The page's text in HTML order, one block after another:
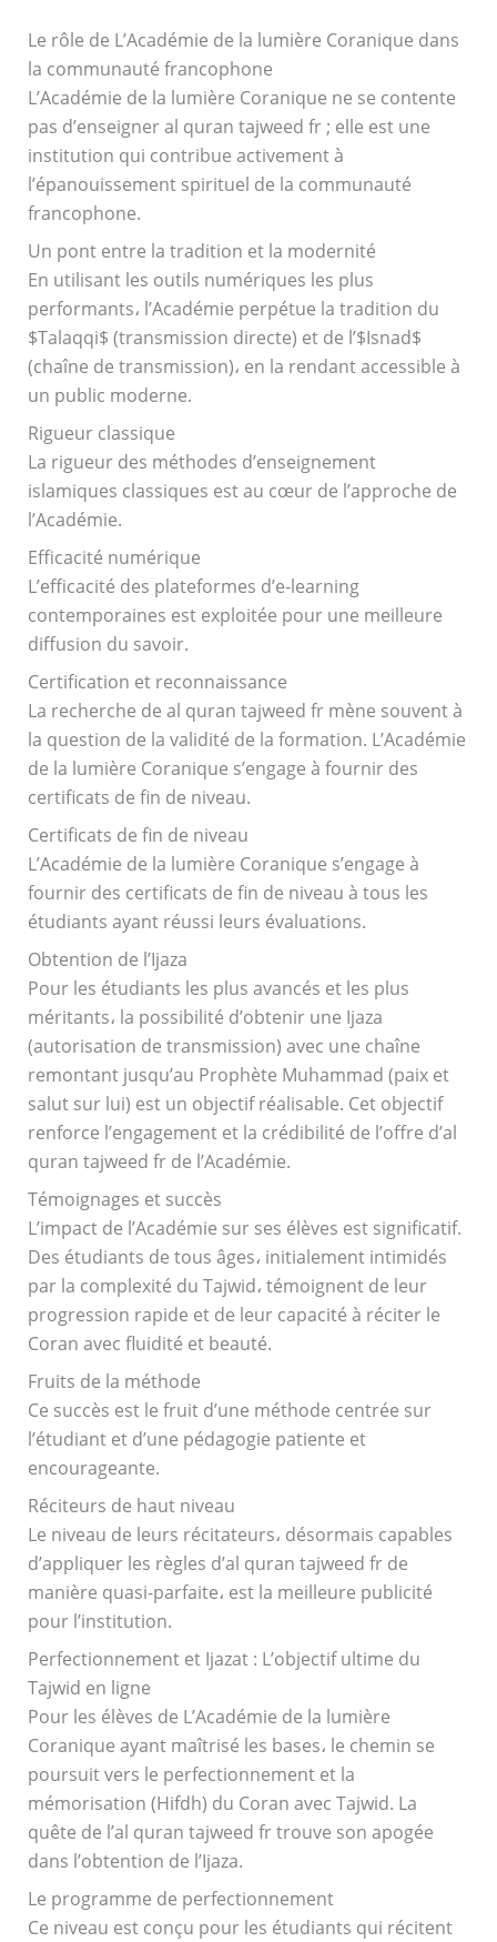
Le rôle de L’Académie de la lumière Coranique dans
la communauté francophone
L’Académie de la lumière Coranique ne se contente
pas d’enseigner al quran tajweed fr ; elle est une
institution qui contribue activement à
l’épanouissement spirituel de la communauté
francophone.
Un pont entre la tradition et la modernité
En utilisant les outils numériques les plus
performants، l’Académie perpétue la tradition du
$Talaqqi$ (transmission directe) et de l’$Isnad$
(chaîne de transmission)، en la rendant accessible à
un public moderne.
Rigueur classique
La rigueur des méthodes d’enseignement
islamiques classiques est au cœur de l’approche de
l’Académie.
Efficacité numérique
L’efficacité des plateformes d’e-learning
contemporaines est exploitée pour une meilleure
diffusion du savoir.
Certification et reconnaissance
La recherche de al quran tajweed fr mène souvent à
la question de la validité de la formation. L’Académie
de la lumière Coranique s’engage à fournir des
certificats de fin de niveau.
Certificats de fin de niveau
L’Académie de la lumière Coranique s’engage à
fournir des certificats de fin de niveau à tous les
étudiants ayant réussi leurs évaluations.
Obtention de l’Ijaza
Pour les étudiants les plus avancés et les plus
méritants، la possibilité d’obtenir une Ijaza
(autorisation de transmission) avec une chaîne
remontant jusqu’au Prophète Muhammad (paix et
salut sur lui) est un objectif réalisable. Cet objectif
renforce l’engagement et la crédibilité de l’offre d’al
quran tajweed fr de l’Académie.
Témoignages et succès
L’impact de l’Académie sur ses élèves est significatif.
Des étudiants de tous âges، initialement intimidés
par la complexité du Tajwid، témoignent de leur
progression rapide et de leur capacité à réciter le
Coran avec fluidité et beauté.
Fruits de la méthode
Ce succès est le fruit d’une méthode centrée sur
l’étudiant et d’une pédagogie patiente et
encourageante.
Réciteurs de haut niveau
Le niveau de leurs récitateurs، désormais capables
d’appliquer les règles d’al quran tajweed fr de
manière quasi-parfaite، est la meilleure publicité
pour l’institution.
Perfectionnement et Ijazat : L’objectif ultime du
Tajwid en ligne
Pour les élèves de L’Académie de la lumière
Coranique ayant maîtrisé les bases، le chemin se
poursuit vers le perfectionnement et la
mémorisation (Hifdh) du Coran avec Tajwid. La
quête de l’al quran tajweed fr trouve son apogée
dans l’obtention de l’Ijaza.
Le programme de perfectionnement
Ce niveau est conçu pour les étudiants qui récitent